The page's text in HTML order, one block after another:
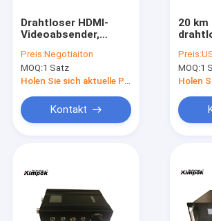
Produkte
Videos
Drahtloser HDMI-
Videoabsender,
Übermittler 5 Watt
Preis:Negotiaiton
MOQ:1 Satz
Holen Sie sich aktuelle Preis
Kontakt
20
Preis:
MOQ:1